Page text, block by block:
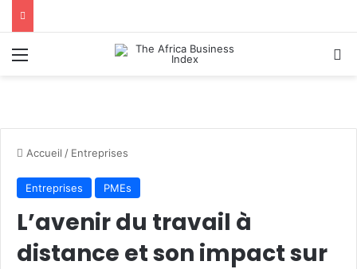
Menu
Accueil / Entreprises
Entreprises PMEs
L’avenir du travail à
distance et son impact sur